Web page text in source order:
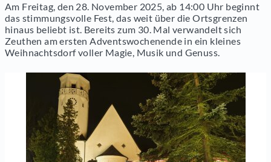
Am Freitag, den 28. November 2025, ab 14:00 Uhr beginnt
das stimmungsvolle Fest, das weit über die Ortsgrenzen
hinaus beliebt ist. Bereits zum 30. Mal verwandelt sich
Zeuthen am ersten Adventswochenende in ein kleines
Weihnachtsdorf voller Magie, Musik und Genuss.